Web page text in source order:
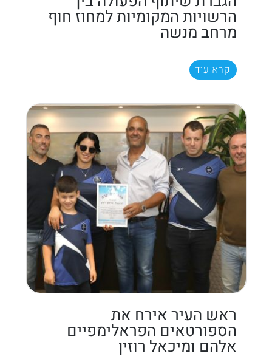
הרשויות המקומיות למחוז חוף
מרחב מנשה
קרא עוד
ראש העיר אירח את
הספורטאים הפראלימפיים
אלהם ומיכאל רוזין